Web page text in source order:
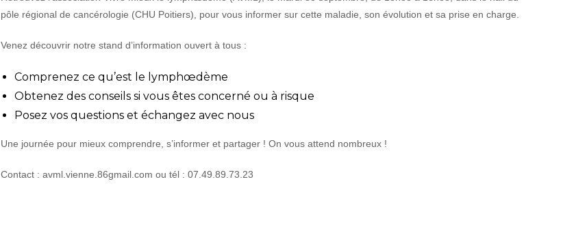
pôle régional de cancérologie (CHU Poitiers), pour vous informer sur cette maladie, son évolution et sa prise en charge.
Venez découvrir notre stand d’information ouvert à tous :
Comprenez ce qu’est le lymphœdème
Obtenez des conseils si vous êtes concerné ou à risque
Posez vos questions et échangez avec nous
Une journée pour mieux comprendre, s’informer et partager ! On vous attend nombreux !
Contact : avml.vienne.86gmail.com ou tél : 07.49.89.73.23